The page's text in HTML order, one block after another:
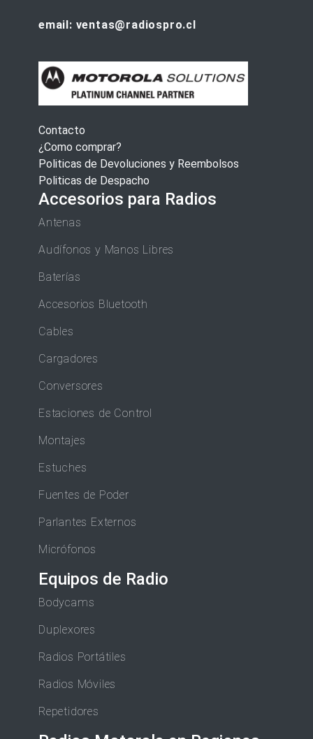
email: ventas@radiospro.cl
Contacto
¿Como comprar?
Politicas de Devoluciones y Reembolsos
Politicas de Despacho
Accesorios para Radios
Antenas
Audífonos y Manos Libres
Baterías
Accesorios Bluetooth
Cables
Cargadores
Conversores
Estaciones de Control
Montajes
Estuches
Fuentes de Poder
Parlantes Externos
Micrófonos
Equipos de Radio
Bodycams
Duplexores
Radios Portátiles
Radios Móviles
Repetidores